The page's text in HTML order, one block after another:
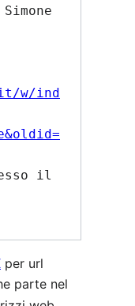
w/ind
per url
parte nel